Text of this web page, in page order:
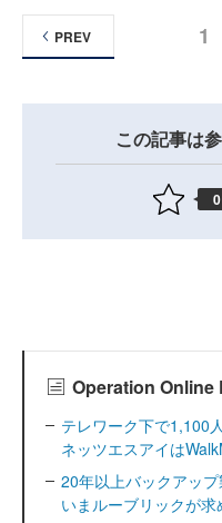
1
PREV
この記事は
0
Operation Online
テレワーク下で1,100
ネッツエスアイは
20年以上バックアッ
いまルーブリックが